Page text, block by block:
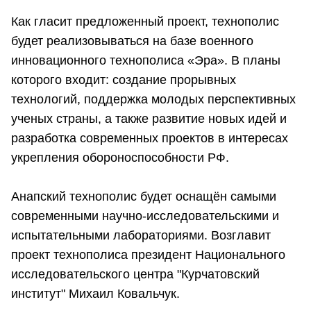
Как гласит предложенный проект, технополис
будет реализовываться на базе военного
инновационного технополиса «Эра». В планы
которого входит: создание прорывных
технологий, поддержка молодых перспективных
ученых страны, а также развитие новых идей и
разработка современных проектов в интересах
укрепления обороноспособности РФ.
Анапский технополис будет оснащён самыми
современными научно-исследовательскими и
испытательными лабораториями. Возглавит
проект технополиса президент Национального
исследовательского центра "Курчатовский
институт" Михаил Ковальчук.